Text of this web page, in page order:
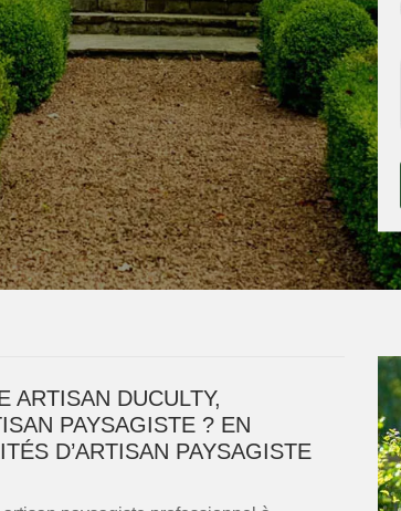
ARTISAN DUCULTY,
PAYSAGISTE ? EN
D’ARTISAN PAYSAGISTE